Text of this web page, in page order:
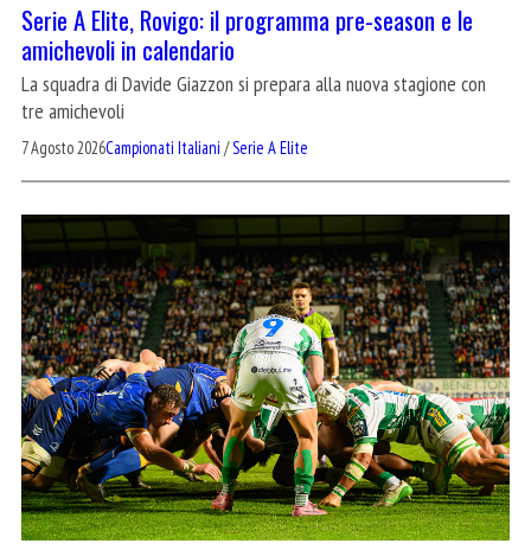
Serie A Elite, Rovigo: il programma pre-season e le
amichevoli in calendario
La squadra di Davide Giazzon si prepara alla nuova stagione con
tre amichevoli
7 Agosto 2026Campionati Italiani /Serie A Elite